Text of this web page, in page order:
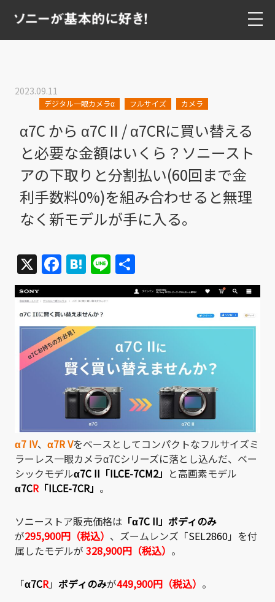
2023.09.11
デジタル一眼カメラα フルサイズ カメラ
α7C から α7C II / α7CRに買い替える
と必要な金額はいくら？ソニースト
アの下取りと分割払い(60回まで金
利手数料0%)を組み合わせると無理
なく新モデルが手に入る。
X Facebook
Hatena
Line
有
α7 IV、 α7R Vをベースとしてコンパクトなフルサイズミ
ラーレス一眼カメラα7Cシリーズに落とし込んだ、ベー
シックモデルα7C II「ILCE-7CM2」 と高画素モデル
α7CR 「ILCE-7CR」 。
ソニーストア販売価格は 「α7C II 」ボディのみ
が295,900円（税込） 、ズームレンズ「SEL2860」を付
属したモデルが 328,900円（税込） 。
「α7CR」 ボディのみが449,900円（税込） 。